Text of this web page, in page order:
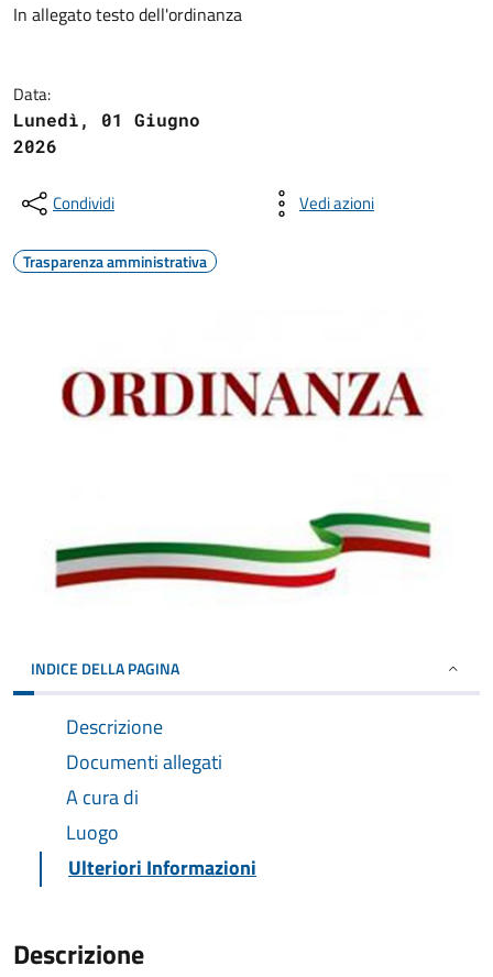
In allegato testo dell'ordinanza
Data:
Lunedì, 01 Giugno
2026
Condividi Vedi azioni
Trasparenza amministrativa
INDICE DELLA PAGINA
Descrizione
Documenti allegati
A cura di
Luogo
Ulteriori Informazioni
Descrizione